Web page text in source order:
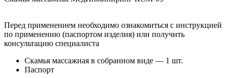
Перед применением необходимо ознакомиться с инструкцией
по применению (паспортом изделия) или получить
консультацию специалиста
Скамья массажная в собранном виде — 1 шт.
Паспорт